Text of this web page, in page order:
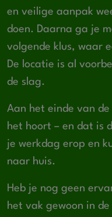
en veilige aanpak
doen. Daarna ga je
volgende klus, waar
De locatie is al
de slag.
Aan het einde van
het hoort – en dat is
je werkdag erop en
naar huis.
Heb je nog geen
het vak gewoon in